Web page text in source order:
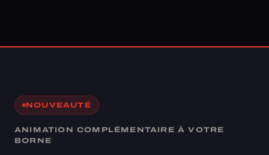
NOUVEAUTÉ
ANIMATION COMPLÉMENTAIRE À VOTRE
BORNE